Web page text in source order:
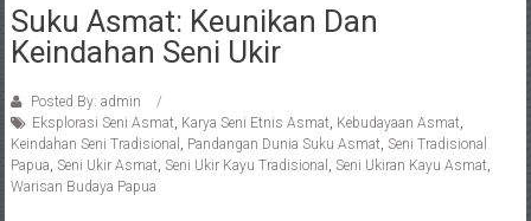
Suku Asmat: Keunikan Dan
Keindahan Seni Ukir
Posted By: admin
Eksplorasi Seni Asmat Karya Seni Etnis Asmat Kebudayaan Asmat
Keindahan Seni Tradisional
Pandangan Dunia Suku Asmat Seni Tradisional
Papua Seni Ukir Asmat Seni Ukir Kayu Tradisional Seni Ukiran Kayu Asmat
Warisan Budaya Papua